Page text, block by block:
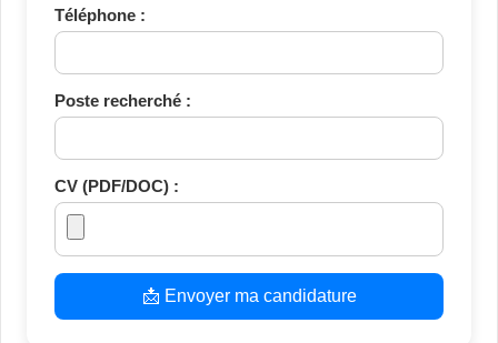
Téléphone :
Poste recherché :
CV (PDF/DOC) :
📩 Envoyer ma candidature